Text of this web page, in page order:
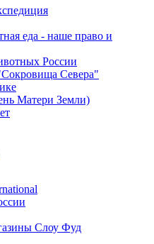
еда - наше право и
России
Севера"
Матери Земли)
Слоу Фуд